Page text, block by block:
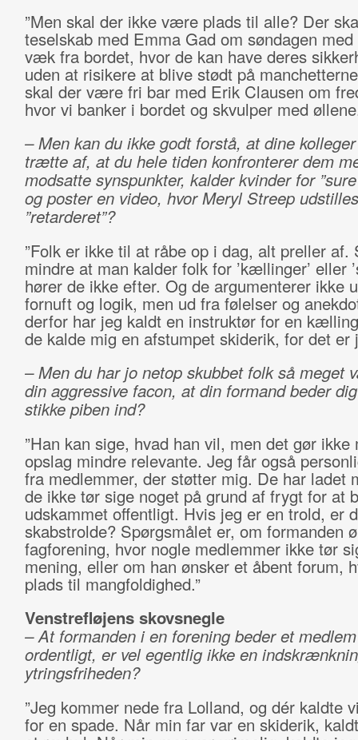
”Men skal der ikke være plads til alle? Der
teselskab med Emma Gad om søndagen
væk fra bordet, hvor de kan have deres
uden at risikere at blive stødt på
skal der være fri bar med Erik Clausen om
hvor vi banker i bordet og skvulper med
– Men kan du ikke godt forstå, at dine
trætte af, at du hele tiden konfronterer dem
modsatte synspunkter, kalder kvinder for
og poster en video, hvor Meryl Streep
”retarderet”?
”Folk er ikke til at råbe op i dag, alt preller af.
mindre at man kalder folk for ’kællinger’ eller
hører de ikke efter. Og de argumenterer ikke
fornuft og logik, men ud fra følelser og
derfor har jeg kaldt en instruktør for en
de kalde mig en afstumpet skiderik, for det er
– Men du har jo netop skubbet folk så meget
din aggressive facon, at din formand beder
stikke piben ind?
”Han kan sige, hvad han vil, men det gør ikke
opslag mindre relevante. Jeg får også
fra medlemmer, der støtter mig. De har ladet
de ikke tør sige noget på grund af frygt for at
udskammet offentligt. Hvis jeg er en trold, er
skabstrolde? Spørgsmålet er, om formanden
fagforening, hvor nogle medlemmer ikke tør
mening, eller om han ønsker et åbent forum,
plads til mangfoldighed.”
Venstrefløjens skovsnegle
– At formanden i en forening beder et
ordentligt, er vel egentlig ikke en
ytringsfriheden?
”Jeg kommer nede fra Lolland, og dér kaldte
for en spade. Når min far var en skiderik,